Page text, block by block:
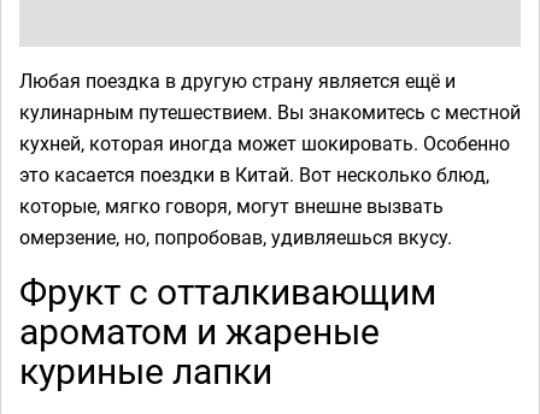
Любая поездка в другую страну является ещё и
кулинарным путешествием. Вы знакомитесь с местной
кухней, которая иногда может шокировать. Особенно
это касается поездки в Китай. Вот несколько блюд,
которые, мягко говоря, могут внешне вызвать
омерзение, но, попробовав, удивляешься вкусу.
Фрукт с отталкивающим
ароматом и жареные
куриные лапки